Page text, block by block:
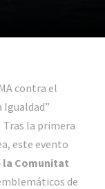
contra el
Igualdad”
Tras la primera
este evento
la Comunitat
de